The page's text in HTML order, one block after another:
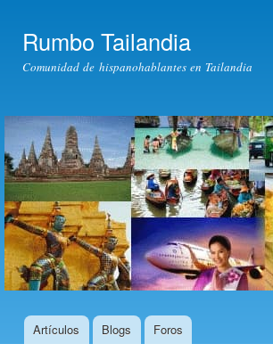
Rumbo Tailandia
Comunidad de hispanohablantes en Tailandia
Menú principal
Artículos Blogs Foros